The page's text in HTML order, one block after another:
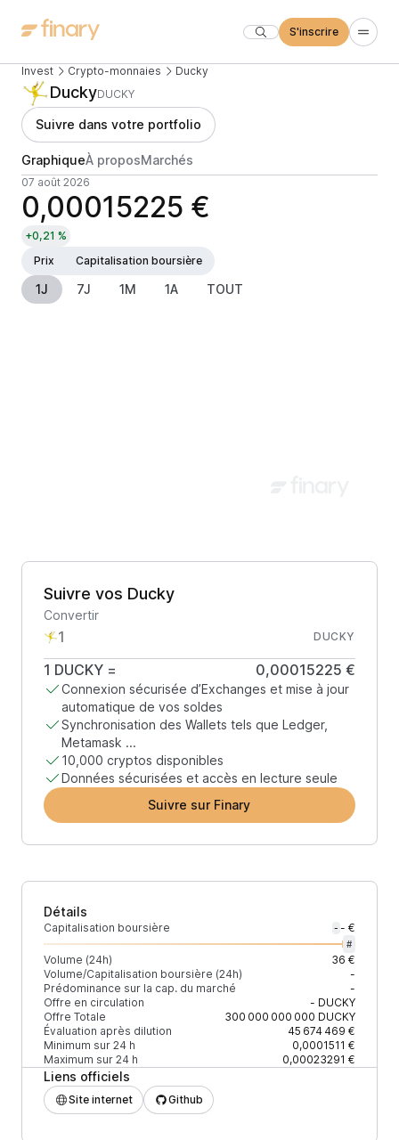
S'inscrire
Invest Crypto-monnaies Ducky
DuckyDUCKY
Suivre dans votre portfolio
GraphiqueÀ proposMarchés
07 août 2026
0,00015225 €
+0,21 %
Prix
Capitalisation boursière
1J 7J 1M 1A TOUT
Suivre vos Ducky
Convertir
DUCKY
1 DUCKY = 0,00015225 €
Connexion sécurisée d’Exchanges et mise à jour
automatique de vos soldes
Synchronisation des Wallets tels que Ledger,
Metamask ...
10,000 cryptos disponibles
Données sécurisées et accès en lecture seule
Suivre sur Finary
Détails
Capitalisation boursière - - €
#
Volume (24h)
36 €
Volume/Capitalisation boursière (24h)
-
Prédominance sur la cap. du marché
-
Offre en circulation
- DUCKY
Offre Totale
300 000 000 000 DUCKY
Évaluation après dilution
45 674 469 €
Minimum sur 24 h
0,0001511 €
Maximum sur 24 h
0,00023291 €
Liens officiels
Site internet Github